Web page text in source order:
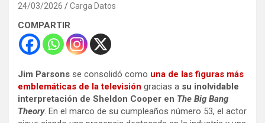
24/03/2026 Carga Datos
COMPARTIR
Jim Parsons se consolidó como una de las figuras más
emblemáticas de la televisión gracias a su inolvidable
interpretación de Sheldon Cooper en The Big Bang
Theory. En el marco de su cumpleaños número 53, el actor